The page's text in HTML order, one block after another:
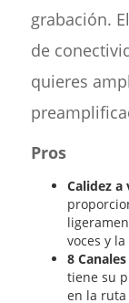
grabación.
de
quieres
Pros
Calidez a
voces y
8
tiene su
en la ruta